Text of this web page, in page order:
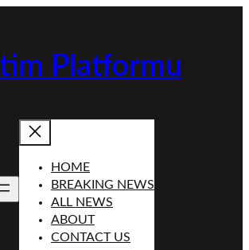
Platformu
HOME
BREAKING NEWS
ALL NEWS
ABOUT
CONTACT US